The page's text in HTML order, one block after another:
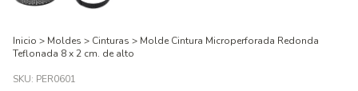
Inicio > Moldes > Cinturas > Molde Cintura Microperforada Redonda
Teflonada 8 x 2 cm. de alto
SKU: PER0601